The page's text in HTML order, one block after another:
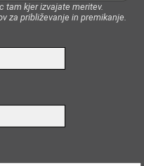
tam kjer izvajate meritev.
za približevanje in premikanje.